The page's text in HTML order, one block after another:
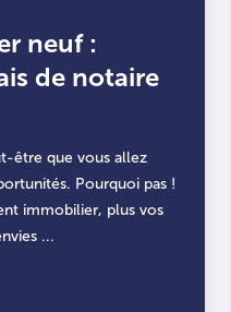
neuf :
de notaire
être que vous allez
Pourquoi pas !
immobilier, plus vos
...